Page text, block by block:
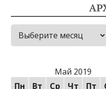
Архивы
Май 2019
Пн
Вт Ср Чт Пт